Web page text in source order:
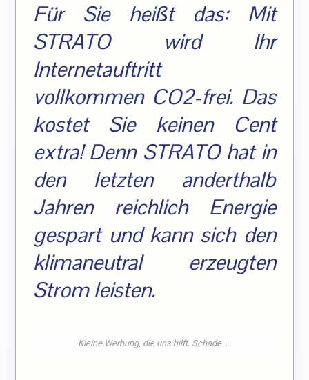
Für Sie heißt das: Mit
STRATO wird Ihr
Internetauftritt
vollkommen CO2-frei. Das
kostet Sie keinen Cent
extra! Denn STRATO hat in
den letzten anderthalb
Jahren reichlich Energie
gespart und kann sich den
klimaneutral erzeugten
Strom leisten.